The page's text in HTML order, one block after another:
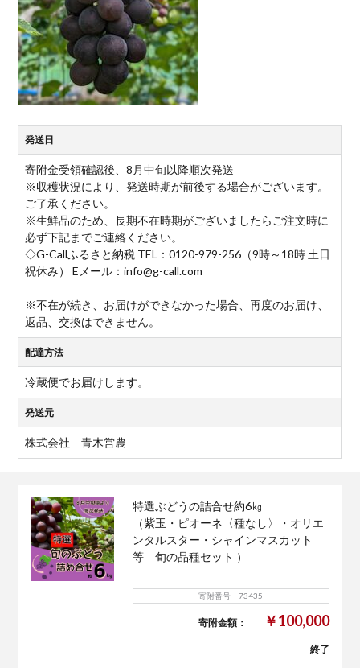
発送日
寄附金受領確認後、8月中旬以降順次発送
※収穫状況により、発送時期が前後する場合がございます。
ご了承ください。
※生鮮品のため、長期不在時期がございましたらご注文時に
必ず下記までご連絡ください。
◇G-Callふるさと納税 TEL：0120-979-256（9時～18時 土日
祝休み） Eメール：info@g-call.com
※不在が続き、お届けができなかった場合、再度のお届け、
返品、交換はできません。
配達方法
冷蔵便でお届けします。
発送元
株式会社 青木営農
特選ぶどうの詰合せ約6㎏
（紫玉・ピオーネ〈種なし〉・オリエ
ンタルスター・シャインマスカット
等 旬の品種セット ）
寄附番号 73435
寄附金額： ￥100,000
終了